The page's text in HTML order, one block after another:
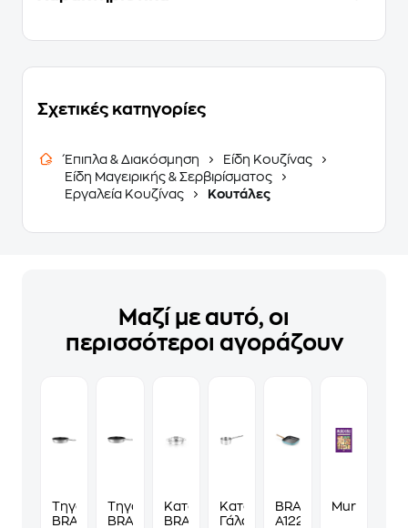
Σχετικές κατηγορίες
Έπιπλα & Διακόσμηση
Είδη Κουζίνας
Είδη Μαγειρικής & Σερβιρίσματος
Εργαλεία Κουζίνας
Κουτάλες
Μαζί με αυτό, οι
περισσότεροι αγοράζουν
Τηγάνι
BRA
Τηγάνι
BRA
Κατσαρόλα
BRA
Κατσαρόλα
Γάλακτος
BRA
A122229
Murdoku